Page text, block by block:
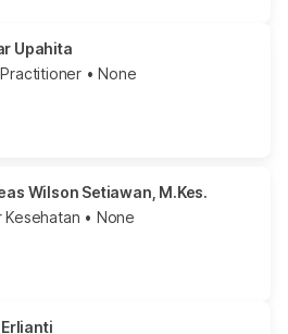
Upahita
• None
Wilson Setiawan, M.Kes.
Kesehatan • None